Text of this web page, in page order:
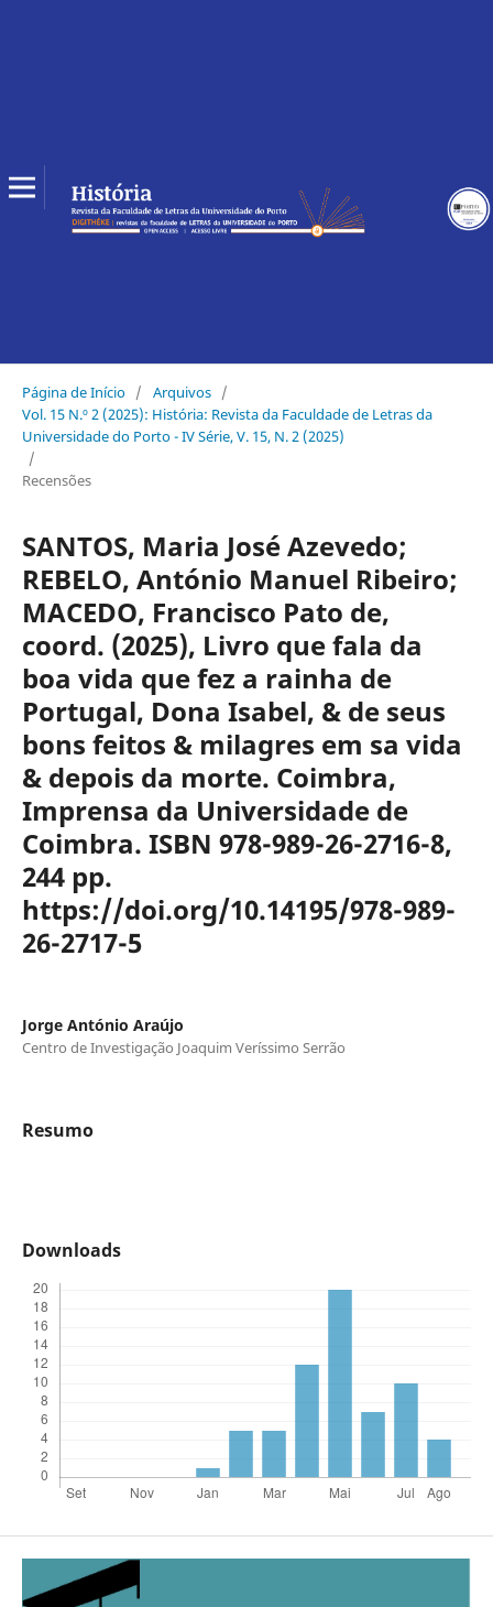
Página de Início / Arquivos /
Vol. 15 N.º 2 (2025): História: Revista da Faculdade de Letras da
Universidade do Porto - IV Série, V. 15, N. 2 (2025)
/
Recensões
SANTOS, Maria José Azevedo;
REBELO, António Manuel Ribeiro;
MACEDO, Francisco Pato de,
coord. (2025), Livro que fala da
boa vida que fez a rainha de
Portugal, Dona Isabel, & de seus
bons feitos & milagres em sa vida
& depois da morte. Coimbra,
Imprensa da Universidade de
Coimbra. ISBN 978-989-26-2716-8,
244 pp.
https://doi.org/10.14195/978-989-
26-2717-5
Jorge António Araújo
Centro de Investigação Joaquim Veríssimo Serrão
Resumo
Downloads